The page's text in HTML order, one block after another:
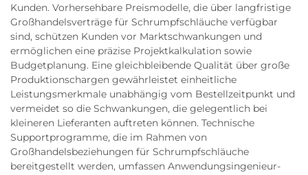
Kunden. Vorhersehbare Preismodelle, die über langfristige
Großhandelsverträge für Schrumpfschläuche verfügbar
sind, schützen Kunden vor Marktschwankungen und
ermöglichen eine präzise Projektkalkulation sowie
Budgetplanung. Eine gleichbleibende Qualität über große
Produktionschargen gewährleistet einheitliche
Leistungsmerkmale unabhängig vom Bestellzeitpunkt und
vermeidet so die Schwankungen, die gelegentlich bei
kleineren Lieferanten auftreten können. Technische
Supportprogramme, die im Rahmen von
Großhandelsbeziehungen für Schrumpfschläuche
bereitgestellt werden, umfassen Anwendungsingenieur-